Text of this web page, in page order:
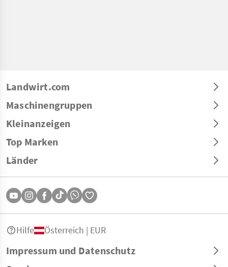
Landwirt.com
Maschinengruppen
Kleinanzeigen
Top Marken
Länder
Impressum und Datenschutz
Hilfe Österreich | EUR